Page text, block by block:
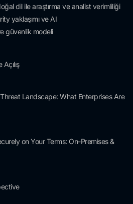
dil ile araştırma ve analist verimliliği
yaklaşımı veAI
güvenlik modeli
Landscape: What Enterprises Are
on Your Terms: On-Premises &